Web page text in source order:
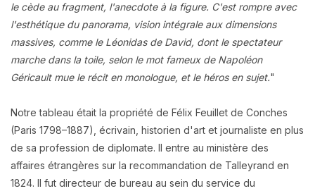
le cède au fragment, l'anecdote à la figure. C'est rompre avec
l'esthétique du panorama, vision intégrale aux dimensions
massives, comme le Léonidas de David, dont le spectateur
marche dans la toile, selon le mot fameux de Napoléon
Géricault mue le récit en monologue, et le héros en sujet."
Notre tableau était la propriété de Félix Feuillet de Conches
(Paris 1798–1887), écrivain, historien d'art et journaliste en plus
de sa profession de diplomate. Il entre au ministère des
affaires étrangères sur la recommandation de Talleyrand en
1824. Il fut directeur de bureau au sein du service du